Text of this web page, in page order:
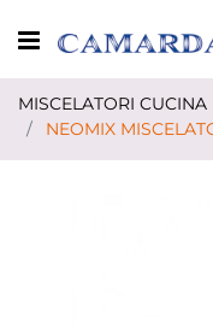
Open menu
MISCELATORI CUCINA
NEOMIX